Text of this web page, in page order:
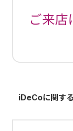
ご来店
iDeCoに関す